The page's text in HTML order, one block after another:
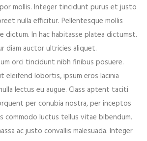
mollis. Integer tincidunt purus et justo
nulla efficitur. Pellentesque mollis
dictum. In hac habitasse platea dictumst.
diam auctor ultricies aliquet.
orci tincidunt nibh finibus posuere.
eleifend lobortis, ipsum eros lacinia
lectus eu augue. Class aptent taciti
per conubia nostra, per inceptos
commodo luctus tellus vitae bibendum.
ac justo convallis malesuada. Integer
and website in this browser for the